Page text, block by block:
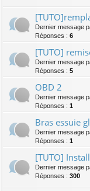
Dernier message
Réponses : 6
[TUTO]
Dernier message
Réponses : 5
OBD 2
Dernier message
Réponses : 1
Bras essuie
Dernier message
Réponses : 1
[TUTO]
Dernier message
Réponses : 300